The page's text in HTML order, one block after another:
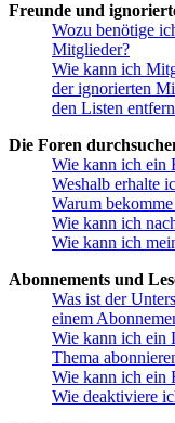
Freunde und
Wozu benötige
Mitglieder?
Wie kann ich
der ignorierten
den Listen
Die Foren
Wie kann ich ein
Weshalb erhalte
Warum
Wie kann ich
Wie kann ich
Abonnements und
Was ist der
einem
Wie kann ich ein
Thema
Wie kann ich ein
Wie deaktiviere